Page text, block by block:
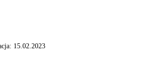
15.02.2023